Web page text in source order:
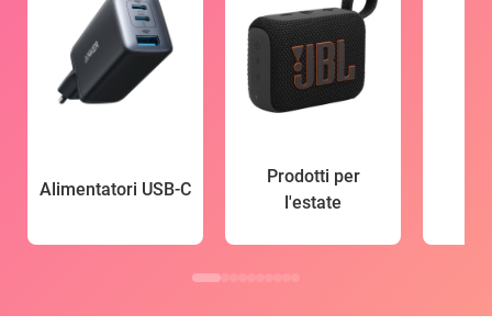
Alimentatori USB-C
Prodotti per
l'estate